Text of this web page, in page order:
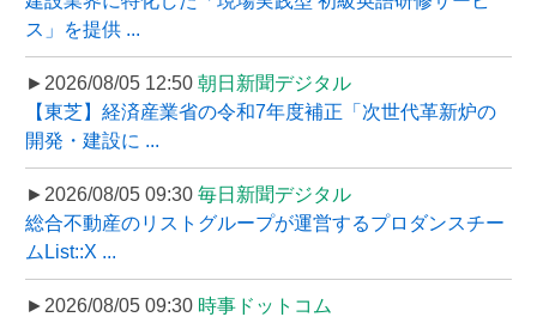
ス」を提供 ...
►2026/08/05 12:50 朝日新聞デジタル
【東芝】経済産業省の令和7年度補正「次世代革新炉の
開発・建設に ...
►2026/08/05 09:30 毎日新聞デジタル
総合不動産のリストグループが運営するプロダンスチー
ムList::X ...
►2026/08/05 09:30 時事ドットコム